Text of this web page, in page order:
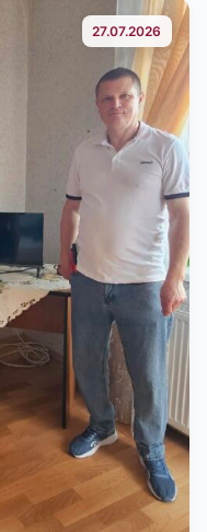
27.07.2026